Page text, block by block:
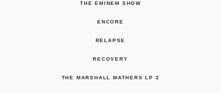
THE EMINEM SHOW
ENCORE
RELAPSE
RECOVERY
THE MARSHALL MATHERS LP 2